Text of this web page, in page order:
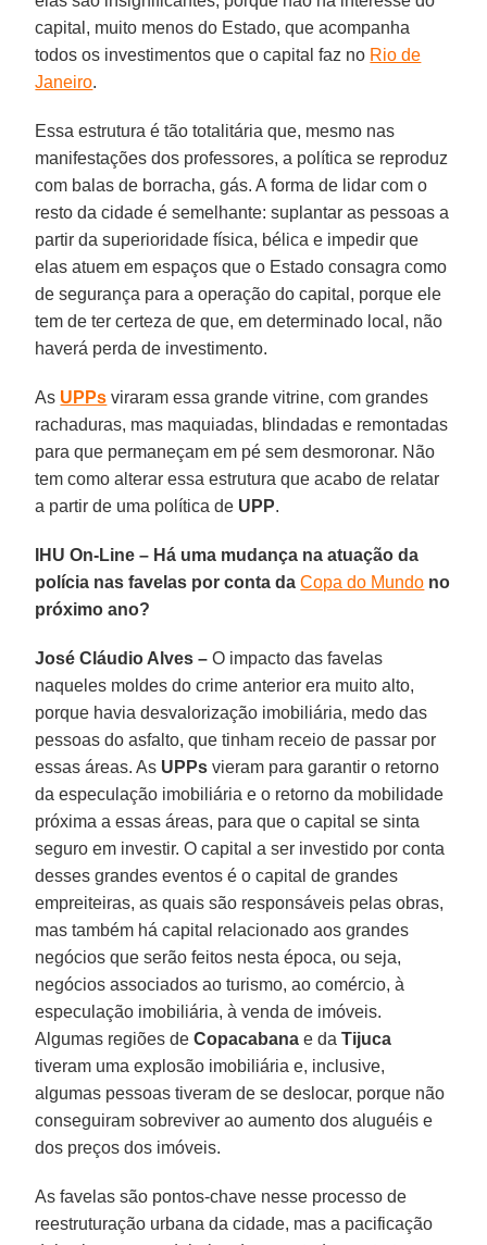
capital, muito menos do Estado, que acompanha
todos os investimentos que o capital faz no Rio de
Janeiro.
Essa estrutura é tão totalitária que, mesmo nas
manifestações dos professores, a política se reproduz
com balas de borracha, gás. A forma de lidar com o
resto da cidade é semelhante: suplantar as pessoas a
partir da superioridade física, bélica e impedir que
elas atuem em espaços que o Estado consagra como
de segurança para a operação do capital, porque ele
tem de ter certeza de que, em determinado local, não
haverá perda de investimento.
As UPPs viraram essa grande vitrine, com grandes
rachaduras, mas maquiadas, blindadas e remontadas
para que permaneçam em pé sem desmoronar. Não
tem como alterar essa estrutura que acabo de relatar
a partir de uma política de UPP.
IHU On-Line – Há uma mudança na atuação da
polícia nas favelas por conta daCopa do Mundo no
próximo ano?
José Cláudio Alves – O impacto das favelas
naqueles moldes do crime anterior era muito alto,
porque havia desvalorização imobiliária, medo das
pessoas do asfalto, que tinham receio de passar por
essas áreas. As UPPs vieram para garantir o retorno
da especulação imobiliária e o retorno da mobilidade
próxima a essas áreas, para que o capital se sinta
seguro em investir. O capital a ser investido por conta
desses grandes eventos é o capital de grandes
empreiteiras, as quais são responsáveis pelas obras,
mas também há capital relacionado aos grandes
negócios que serão feitos nesta época, ou seja,
negócios associados ao turismo, ao comércio, à
especulação imobiliária, à venda de imóveis.
Algumas regiões deCopacabana e daTijuca
tiveram uma explosão imobiliária e, inclusive,
algumas pessoas tiveram de se deslocar, porque não
conseguiram sobreviver ao aumento dos aluguéis e
dos preços dos imóveis.
As favelas são pontos-chave nesse processo de
reestruturação urbana da cidade, mas a pacificação